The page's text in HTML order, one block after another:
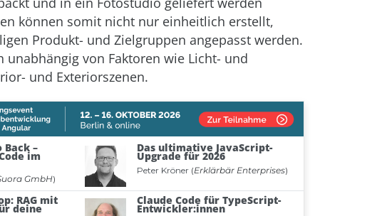
können somit nicht nur einheitlich erstellt,
Produkt- und Zielgruppen angepasst werden.
von Faktoren wie Licht- und
und Exteriorszenen.